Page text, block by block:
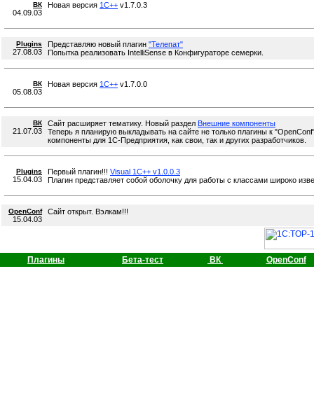
ВК
04.09.03
Новая версия 1C++ v1.7.0.3
Plugins
27.08.03
Представляю новый плагин "Телепат"
Попытка реализовать IntelliSense в Конфигураторе семерки.
ВК
05.08.03
Новая версия 1C++ v1.7.0.0
ВК
21.07.03
Сайт расширяет тематику. Новый раздел Внешние компоненты
Теперь я планирую выкладывать на сайте не только плагины к
компоненты для 1С-Предприятия, как свои, так и других разработчиков.
Plugins
15.04.03
Первый плагин!!! Visual 1C++ v1.0.0.3
Плагин представляет собой оболочку для работы с классами широко
OpenConf
15.04.03
Сайт открыт. Вэлкам!!!
Плагины Бета-тест ВК OpenConf